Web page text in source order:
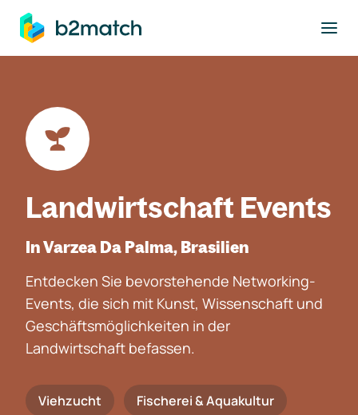
springen
Landwirtschaft Events
In Varzea Da Palma, Brasilien
Entdecken Sie bevorstehende Networking-
Events, die sich mit Kunst, Wissenschaft und
Geschäftsmöglichkeiten in der
Landwirtschaft befassen.
Viehzucht Fischerei & Aquakultur